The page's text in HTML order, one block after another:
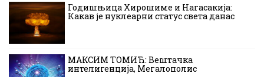
Годишњица Хирошиме и Нагасакија:
Какав је нуклеарни статус света данас
МАКСИМ ТОМИЋ: Вештачка
интелигенција, Мегалополис